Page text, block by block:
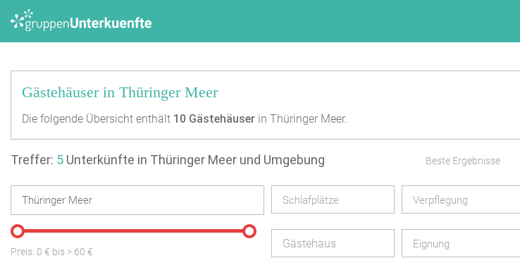
Gästehäuser in Thüringer Meer
Die folgende Übersicht enthält 10 Gästehäuser in Thüringer Meer.
Treffer: 5 Unterkünfte in Thüringer Meer und Umgebung Beste Ergebnisse
Schlafplätze Verpflegung
Preis: 0 € bis > 60 €
Gästehaus Eignung